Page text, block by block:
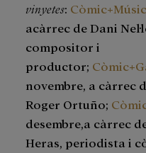
vinyetes:
acàrrec de Dani
compositor i
productor;
novembre, a càrrec
Roger Ortuño;
desembre,a càrrec
Heras, periodista i